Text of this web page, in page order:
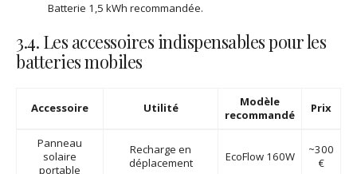
Batterie 1,5 kWh recommandée.
3.4. Les accessoires indispensables pour les
batteries mobiles
Accessoire Utilité
Modèle
recommandé
Prix
Panneau
solaire
portable
Recharge en
déplacement
EcoFlow 160W
~300
€